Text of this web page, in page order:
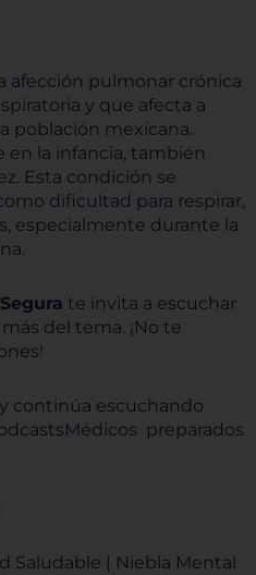
afección pulmonar crónica
y que afecta a
población mexicana.
la infancia, también
Esta condición se
dificultad para respirar,
especialmente durante la
te invita a escuchar
del tema. ¡No te
continúa escuchando
preparados
Saludable | Niebla Mental